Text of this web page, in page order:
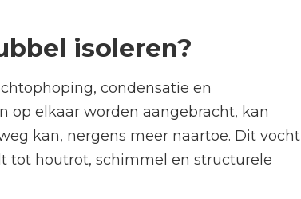
isoleren?
condensatie en
op elkaar worden aangebracht, kan
kan, nergens meer naartoe. Dit vocht
tot houtrot, schimmel en structurele